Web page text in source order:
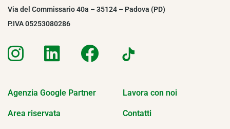
Via del Commissario 40a – 35124 – Padova (PD)
P.IVA 05253080286
Agenzia Google Partner
Area riservata
Lavora con noi
Contatti